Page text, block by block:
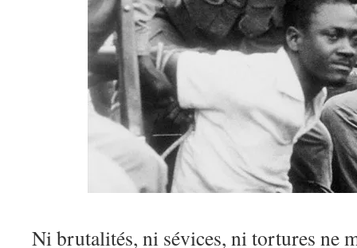
Ni brutalités, ni sévices, ni tortures ne